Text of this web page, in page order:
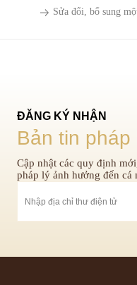
Sửa đổi, bổ sung
ĐĂNG KÝ NHẬN
Bản tin pháp
Cập nhật các quy định
pháp lý ảnh hưởng đến cá